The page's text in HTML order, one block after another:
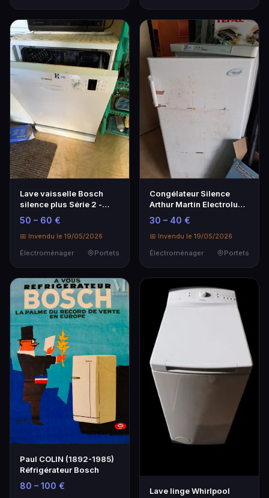
Lave vaisselle Bosch
silence plus Série 2 -
Vendu en l'état
50 – 60 €
📅 Invendu le 19/05/2026
Électroménager
Portets
Congélateur Silence
Arthur Martin Electrolux -
5 Tiroirs
30 – 40 €
📅 Invendu le 19/05/2026
Électroménager
Portets
Paul COLIN (1892-1985)
Réfrigérateur Bosch
80 – 100 € Lave linge Whirlpool